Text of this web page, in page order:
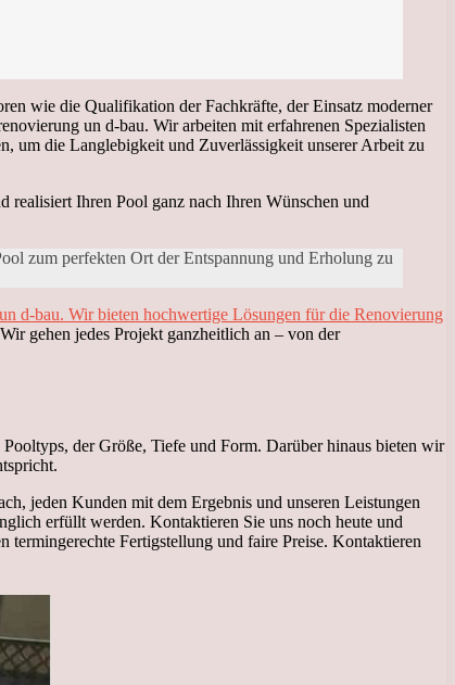
wie die Qualifikation der Fachkräfte, der Einsatz moderner
un d-bau. Wir arbeiten mit erfahrenen Spezialisten
um die Langlebigkeit und Zuverlässigkeit unserer Arbeit zu
realisiert Ihren Pool ganz nach Ihren Wünschen und
zum perfekten Ort der Entspannung und Erholung zu
d-bau. Wir bieten hochwertige Lösungen für die Renovierung
gehen jedes Projekt ganzheitlich an – von der
der Größe, Tiefe und Form. Darüber hinaus bieten wir
jeden Kunden mit dem Ergebnis und unseren Leistungen
erfüllt werden. Kontaktieren Sie uns noch heute und
Fertigstellung und faire Preise. Kontaktieren